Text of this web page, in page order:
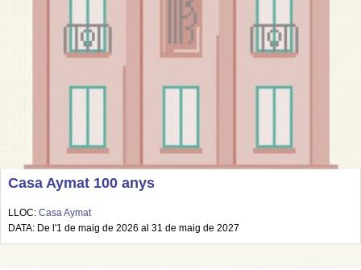
Casa Aymat 100 anys
LLOC: Casa Aymat
DATA: De l'1 de maig de 2026 al 31 de maig de 2027